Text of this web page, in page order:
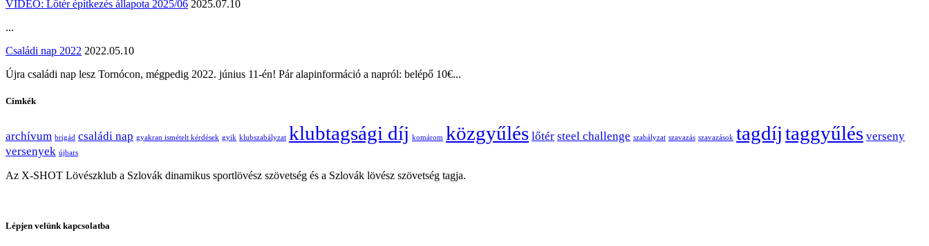
VIDEÓ: Lőtér építkezés állapota 2025/06 2025.07.10
...
Családi nap 2022 2022.05.10
Újra családi nap lesz Tornócon, mégpedig 2022. június 11-én! Pár alapinformáció a napról: belépő 10€...
Címkék
archívum brigád családi nap gyakran ismételt kérdések gyik klubszabályzat klubtagsági díj komárom közgyűlés lőtér steel challenge szabályzat szavazás szavazások tagdíjtaggyűlés verseny
versenyek újbars
Az X-SHOT Lövészklub a Szlovák dinamikus sportlövész szövetség és a Szlovák lövész szövetség tagja.
Lépjen velünk kapcsolatba